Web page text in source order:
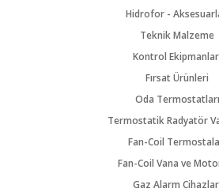
Hidrofor -
Teknik Malzeme
Kontrol
Fırsat Ürünleri
Oda Termostatları
Termostatik Radyatör
Fan-Coil
Fan-Coil Vana ve
Gaz Alarm